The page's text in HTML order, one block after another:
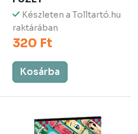
Készleten a Tolltartó.hu
raktárában
320 Ft
Kosárba